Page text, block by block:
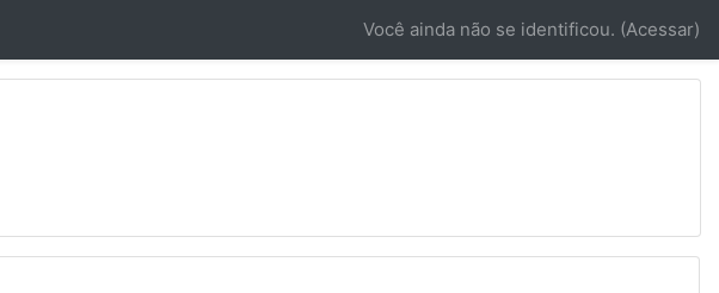
Você ainda não se identificou. (Acessar)